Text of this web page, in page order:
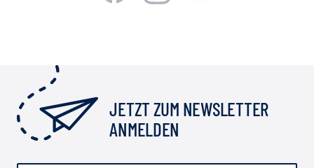
JETZT ZUM NEWSLETTER
ANMELDEN